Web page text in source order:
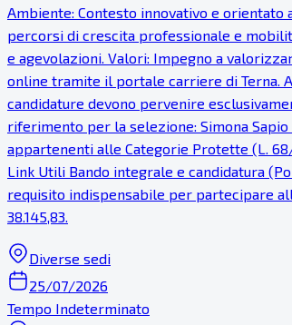
Ambiente: Contesto innovativo e orientato
percorsi di crescita professionale e
e agevolazioni. Valori: Impegno a
online tramite il portale carriere di Terna.
candidature devono pervenire
riferimento per la selezione: Simona
appartenenti alle Categorie Protette (L.
Link Utili Bando integrale e candidatura
requisito indispensabile per partecipare
38.145,83.
Diverse sedi
25/07/2026
Tempo Indeterminato